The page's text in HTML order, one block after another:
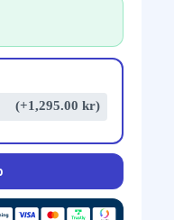
(+1,295.00 kr)